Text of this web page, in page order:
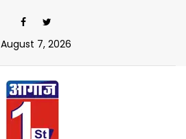
August 7, 2026